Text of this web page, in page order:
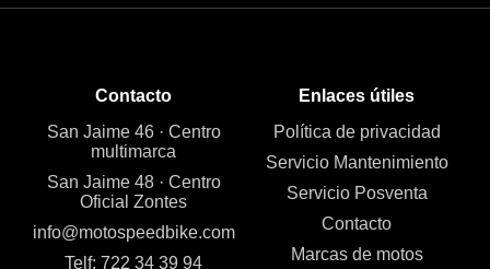
Contacto
San Jaime 46 · Centro
multimarca
San Jaime 48 · Centro
Oficial Zontes
info@motospeedbike.com
Telf: 722 34 39 94
Enlaces útiles
Política de privacidad
Servicio Mantenimiento
Servicio Posventa
Contacto
Marcas de motos